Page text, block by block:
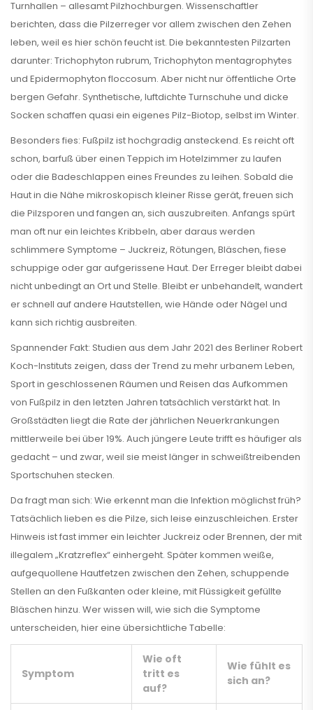
Turnhallen – allesamt Pilzhochburgen. Wissenschaftler
berichten, dass die Pilzerreger vor allem zwischen den Zehen
leben, weil es hier schön feucht ist. Die bekanntesten Pilzarten
darunter: Trichophyton rubrum, Trichophyton mentagrophytes
und Epidermophyton floccosum. Aber nicht nur öffentliche Orte
bergen Gefahr. Synthetische, luftdichte Turnschuhe und dicke
Socken schaffen quasi ein eigenes Pilz-Biotop, selbst im Winter.
Besonders fies: Fußpilz ist hochgradig ansteckend. Es reicht oft
schon, barfuß über einen Teppich im Hotelzimmer zu laufen
oder die Badeschlappen eines Freundes zu leihen. Sobald die
Haut in die Nähe mikroskopisch kleiner Risse gerät, freuen sich
die Pilzsporen und fangen an, sich auszubreiten. Anfangs spürt
man oft nur ein leichtes Kribbeln, aber daraus werden
schlimmere Symptome – Juckreiz, Rötungen, Bläschen, fiese
schuppige oder gar aufgerissene Haut. Der Erreger bleibt dabei
nicht unbedingt an Ort und Stelle. Bleibt er unbehandelt, wandert
er schnell auf andere Hautstellen, wie Hände oder Nägel und
kann sich richtig ausbreiten.
Spannender Fakt: Studien aus dem Jahr 2021 des Berliner Robert
Koch-Instituts zeigen, dass der Trend zu mehr urbanem Leben,
Sport in geschlossenen Räumen und Reisen das Aufkommen
von Fußpilz in den letzten Jahren tatsächlich verstärkt hat. In
Großstädten liegt die Rate der jährlichen Neuerkrankungen
mittlerweile bei über 19%. Auch jüngere Leute trifft es häufiger als
gedacht – und zwar, weil sie meist länger in schweißtreibenden
Sportschuhen stecken.
Da fragt man sich: Wie erkennt man die Infektion möglichst früh?
Tatsächlich lieben es die Pilze, sich leise einzuschleichen. Erster
Hinweis ist fast immer ein leichter Juckreiz oder Brennen, der mit
illegalem „Kratzreflex“ einhergeht. Später kommen weiße,
aufgequollene Hautfetzen zwischen den Zehen, schuppende
Stellen an den Fußkanten oder kleine, mit Flüssigkeit gefüllte
Bläschen hinzu. Wer wissen will, wie sich die Symptome
unterscheiden, hier eine übersichtliche Tabelle:
Symptom
Wie oft
tritt es
auf?
Wie fühlt es
sich an?